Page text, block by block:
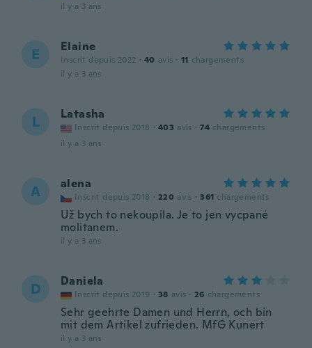
il y a 3 ans
E Elaine
Inscrit depuis 2022 · 40 avis · 11 chargements
il y a 3 ans
L Latasha
Inscrit depuis 2018 · 403 avis · 74 chargements
il y a 3 ans
A alena
Inscrit depuis 2018 · 220 avis · 361 chargements
Už bych to nekoupila. Je to jen vycpané
molitanem.
il y a 3 ans
D Daniela
Inscrit depuis 2019 · 38 avis · 26 chargements
Sehr geehrte Damen und Herrn, och bin
mit dem Artikel zufrieden. MfG Kunert
il y a 3 ans